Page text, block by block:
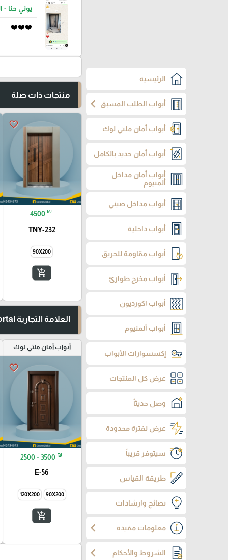
الرئيسية
أبواب الطلب المسبقchevron_left
أبواب أمان ملتي لوك
أبواب أمان حديد بالكامل
أبواب أمان مداخل
ألمنيوم
أبواب مداخل صيني
أبواب داخلية
أبواب مقاومة للحريق
أبواب مخرج طوارئ
أبواب اكورديون
أبواب ألمنيوم
إكسسوارات الأبواب
عرض كل المنتجات
وصل حديثاً
عرض لفترة محدودة
سيتوفر قريباً
طريقة القياس
نصائح وارشادات
معلومات مفيده chevron_left
الشروط والأحكام chevron_left
يوني حنا -
❤️❤️❤️
منتجات ذات صلة
favorite_border
4500 ₪
TNY-232
90X200
add_shopping_cart
العلامة التجارية Portal
أبواب أمان ملتي لوك
favorite_border
2500 - 3500 ₪
E-56
90X200
120X200
add_shopping_cart